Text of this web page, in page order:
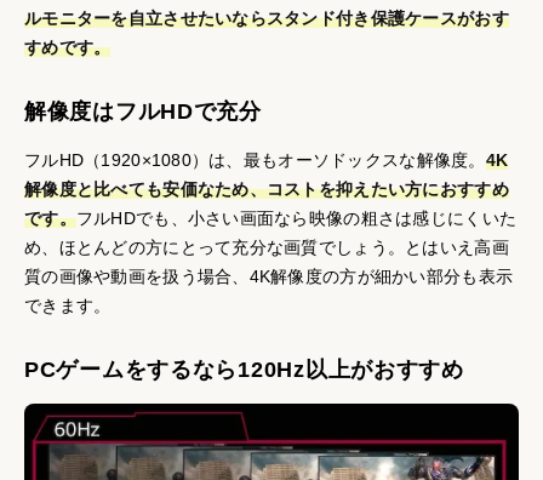
ルモニターを自立させたいならスタンド付き保護ケースがおす
すめです。
解像度はフルHDで充分
フルHD（1920×1080）は、最もオーソドックスな解像度。 4K
解像度と比べても安価なため、コストを抑えたい方におすすめ
です。フルHDでも、小さい画面なら映像の粗さは感じにくいた
め、ほとんどの方にとって充分な画質でしょう。とはいえ高画
質の画像や動画を扱う場合、4K解像度の方が細かい部分も表示
できます。
PCゲームをするなら120Hz以上がおすすめ